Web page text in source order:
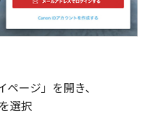
ージ」を開き、
選択